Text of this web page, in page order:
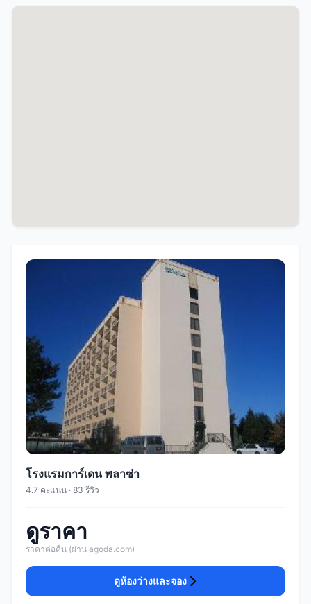
โรงแรมการ์เดน พลาซ่า
4.7 คะแนน · 83 รีวิว
ดูราคา
ราคาต่อคืน (ผ่าน agoda.com)
ดูห้องว่างและจอง